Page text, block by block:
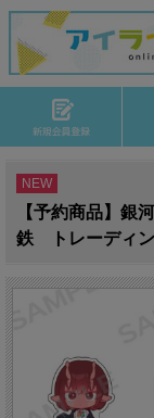
NEW
【予約商品】銀
鉄 トレーディン